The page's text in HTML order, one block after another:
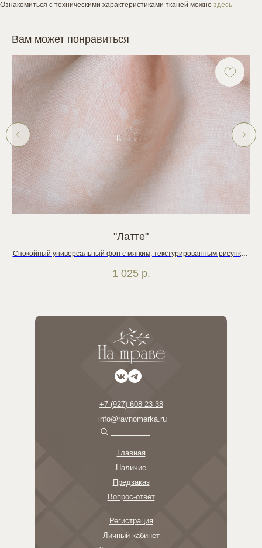
Ознакомиться с техническими характеристиками тканей можно здесь
Вам может понравиться
"Латте"
Спокойный универсальный фон с мягким, текстурированным рисунком
1 025 р.
+7 (927) 608-23-38
info@ravnomerka.ru
Главная
Наличие
Вопрос-ответ
Предзаказ
Личный кабинет
Регистрация